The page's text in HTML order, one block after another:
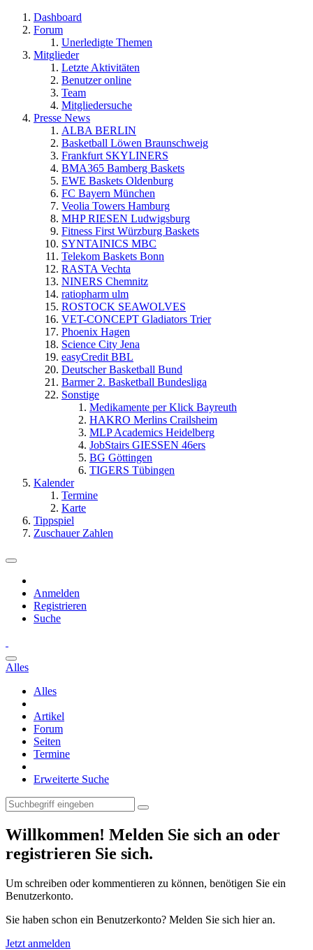
Dashboard
Forum
Unerledigte Themen
Mitglieder
Letzte Aktivitäten
Benutzer online
Team
Mitgliedersuche
Presse News
ALBA BERLIN
Basketball Löwen Braunschweig
Frankfurt SKYLINERS
BMA365 Bamberg Baskets
EWE Baskets Oldenburg
FC Bayern München
Veolia Towers Hamburg
MHP RIESEN Ludwigsburg
Fitness First Würzburg Baskets
SYNTAINICS MBC
Telekom Baskets Bonn
RASTA Vechta
NINERS Chemnitz
ratiopharm ulm
ROSTOCK SEAWOLVES
VET-CONCEPT Gladiators Trier
Phoenix Hagen
Science City Jena
easyCredit BBL
Deutscher Basketball Bund
Barmer 2. Basketball Bundesliga
Sonstige
Medikamente per Klick Bayreuth
HAKRO Merlins Crailsheim
MLP Academics Heidelberg
JobStairs GIESSEN 46ers
BG Göttingen
TIGERS Tübingen
Kalender
Termine
Karte
Tippspiel
Zuschauer Zahlen
Anmelden
Registrieren
Suche
Alles
Alles
Artikel
Forum
Seiten
Termine
Erweiterte Suche
Willkommen! Melden Sie sich an oder
registrieren Sie sich.
Um schreiben oder kommentieren zu können, benötigen Sie ein
Benutzerkonto.
Sie haben schon ein Benutzerkonto? Melden Sie sich hier an.
Jetzt anmelden